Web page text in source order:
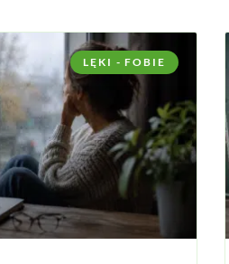
LĘKI - FOBIE